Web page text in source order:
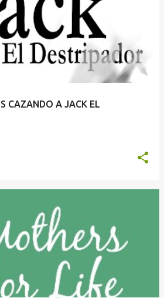
CAZANDO A JACK EL